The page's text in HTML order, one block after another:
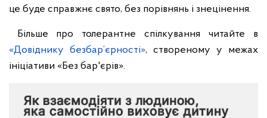
це буде справжнє свято, без порівнянь і знецінення.
Більше про толерантне спілкування читайте в
«Довіднику безбар’єрності», створеному у межах
ініціативи «Без бар'єрів».